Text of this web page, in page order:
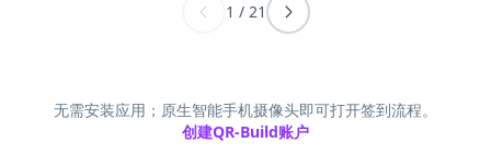
1 / 21
无需安装应用；原生智能手机摄像头即可打开签到流程。
创建QR-Build账户